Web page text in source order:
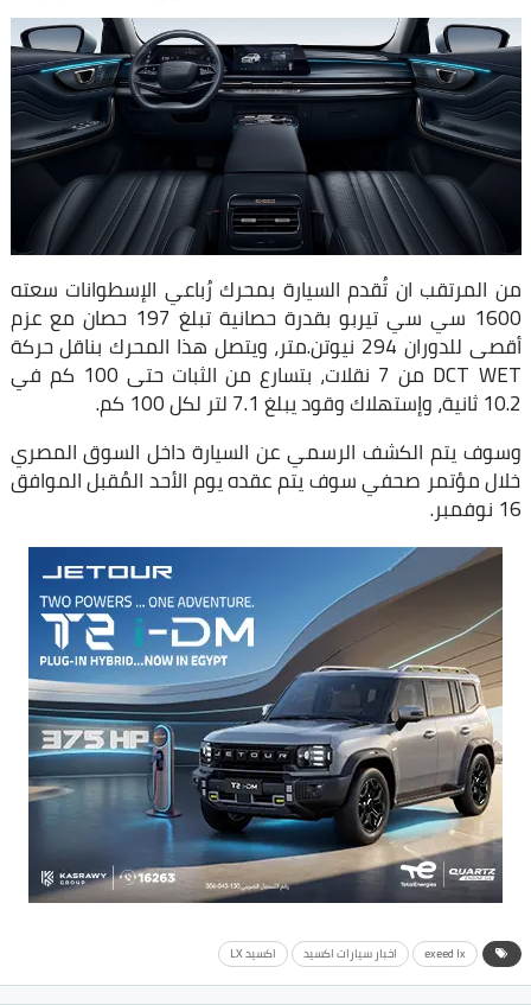
من المرتقب ان تُقدم السيارة بمحرك رُباعي الإسطوانات سعته
1600 سي سي تيربو بقدرة حصانية تبلغ 197 حصان مع عزم
أقصى للدوران 294 نيوتن.متر، ويتصل هذا المحرك بناقل حركة
DCT WET من 7 نقلات، بتسارع من الثبات حتى 100 كم في
10.2 ثانية، وإستهلاك وقود يبلغ 7.1 لتر لكل 100 كم.
وسوف يتم الكشف الرسمي عن السيارة داخل السوق المصري
خلال مؤتمر صحفي سوف يتم عقده يوم الأحد المُقبل الموافق
16 نوفمبر.
exeed lx اخبار سيارات اكسيد اكسيد LX